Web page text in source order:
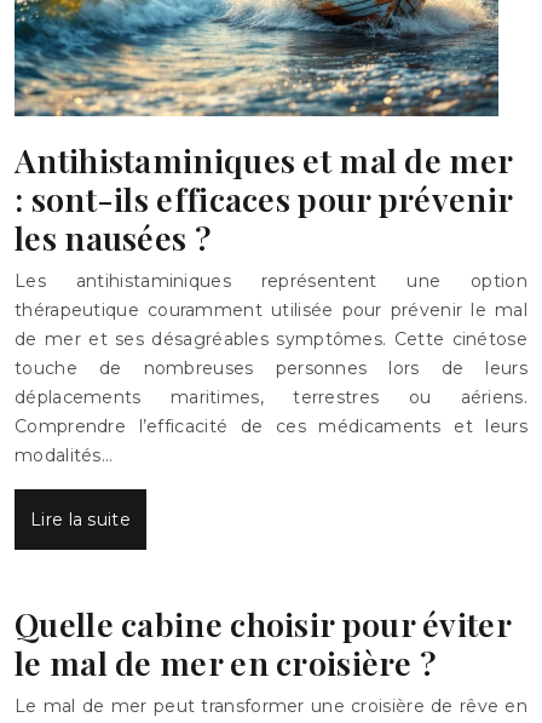
Antihistaminiques et mal de mer
: sont-ils efficaces pour prévenir
les nausées ?
Les antihistaminiques représentent une option
thérapeutique couramment utilisée pour prévenir le mal
de mer et ses désagréables symptômes. Cette cinétose
touche de nombreuses personnes lors de leurs
déplacements maritimes, terrestres ou aériens.
Comprendre l’efficacité de ces médicaments et leurs
modalités…
Lire la suite
Quelle cabine choisir pour éviter
le mal de mer en croisière ?
Le mal de mer peut transformer une croisière de rêve en